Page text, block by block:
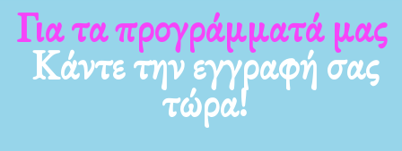
Για τα νέα μας
Κάντε την εγγραφή σας
τώρα!